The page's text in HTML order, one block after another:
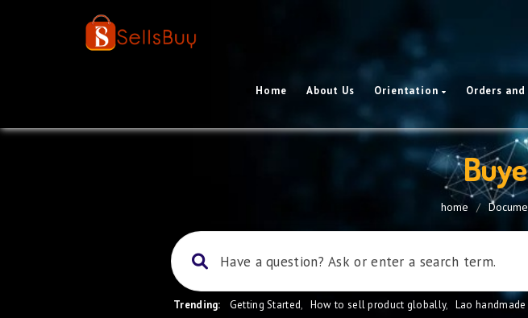
Home About Us Orientation Orders
home /
Trending: Getting Started, How to sell product globally, Lao